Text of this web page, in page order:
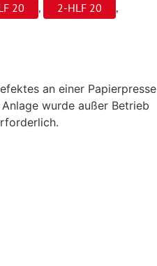
20 , 2-HLF 20
,
an einer Papierpresse
wurde außer Betrieb